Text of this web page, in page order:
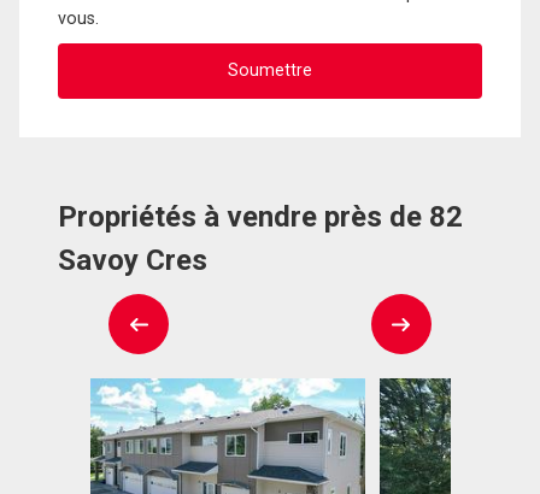
vous.
Propriétés à vendre près de 82
Savoy Cres